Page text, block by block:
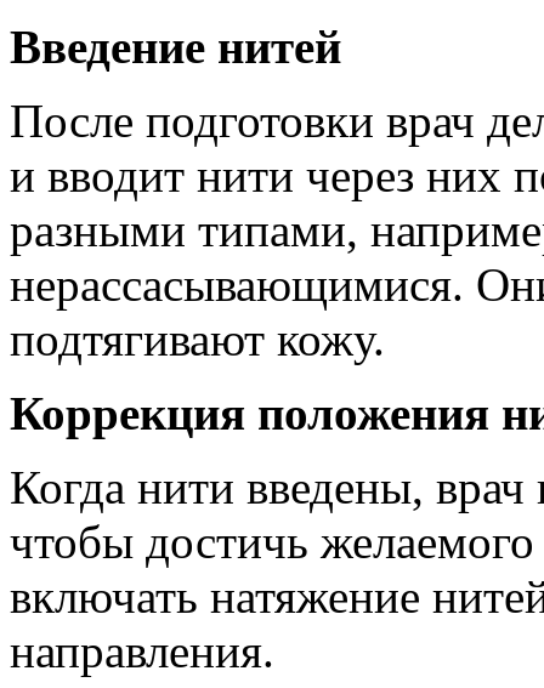
Введение нитей
После подготовки врач
и вводит нити через них
разными типами,
нерассасывающимися.
подтягивают кожу.
Коррекция положения
Когда нити введены,
чтобы достичь
включать натяжение
направления.